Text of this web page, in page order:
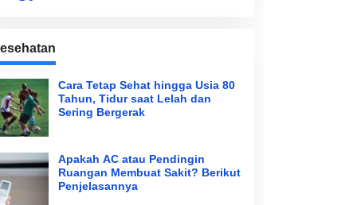
Cara Tetap Sehat hingga Usia 80
Tahun, Tidur saat Lelah dan
Sering Bergerak
Apakah AC atau Pendingin
Ruangan Membuat Sakit? Berikut
Penjelasannya